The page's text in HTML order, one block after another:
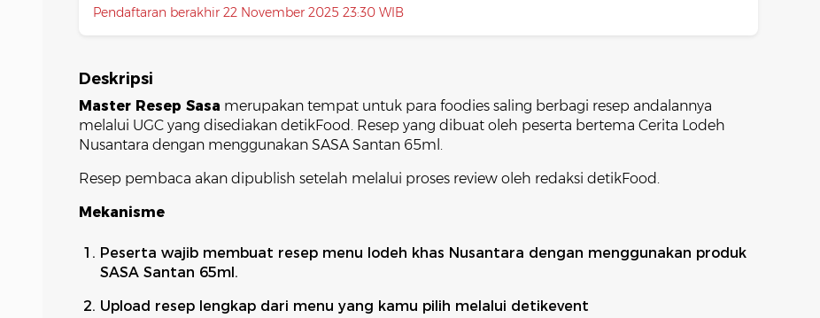
Pendaftaran berakhir 22 November 2025 23:30 WIB
Deskripsi
Master Resep Sasa merupakan tempat untuk para foodies saling berbagi resep andalannya
melalui UGC yang disediakan detikFood. Resep yang dibuat oleh peserta bertema Cerita Lodeh
Nusantara dengan menggunakan SASA Santan 65ml.
Resep pembaca akan dipublish setelah melalui proses review oleh redaksi detikFood.
Mekanisme
Peserta wajib membuat resep menu lodeh khas Nusantara dengan menggunakan produk
SASA Santan 65ml.
Upload resep lengkap dari menu yang kamu pilih melalui detikevent